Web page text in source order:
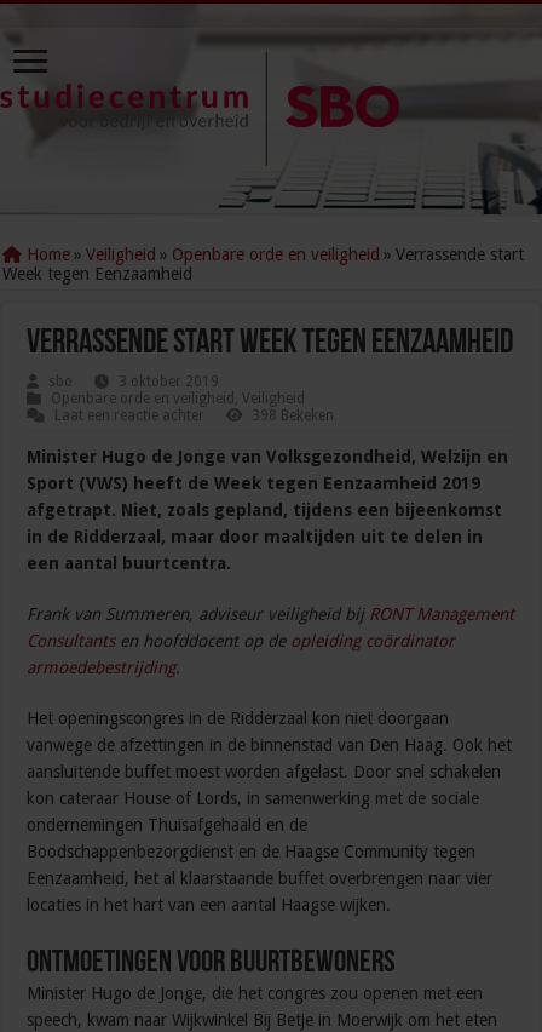
Home » Veiligheid » Openbare orde en veiligheid » Verrassende start
Week tegen Eenzaamheid
Verrassende start Week tegen Eenzaamheid
sbo
3 oktober 2019
Openbare orde en veiligheid ,Veiligheid
Laat een reactie achter
398 Bekeken
Minister Hugo de Jonge van Volksgezondheid, Welzijn en
Sport (VWS) heeft de Week tegen Eenzaamheid 2019
afgetrapt. Niet, zoals gepland, tijdens een bijeenkomst
in de Ridderzaal, maar door maaltijden uit te delen in
een aantal buurtcentra.
Frank van Summeren, adviseur veiligheid bij RONT Management
Consultantsen hoofddocent op de opleiding coördinator
armoedebestrijding.
Het openingscongres in de Ridderzaal kon niet doorgaan
vanwege de afzettingen in de binnenstad van Den Haag. Ook het
aansluitende buffet moest worden afgelast. Door snel schakelen
kon cateraar House of Lords, in samenwerking met de sociale
ondernemingen Thuisafgehaald en de
Boodschappenbezorgdienst en de Haagse Community tegen
Eenzaamheid, het al klaarstaande buffet overbrengen naar vier
locaties in het hart van een aantal Haagse wijken.
Ontmoetingen voor buurtbewoners
Minister Hugo de Jonge, die het congres zou openen met een
speech, kwam naar Wijkwinkel Bij Betje in Moerwijk om het eten